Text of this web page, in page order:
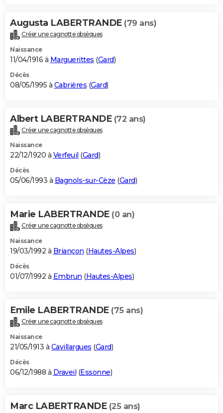
Augusta LABERTRANDE (79 ans)
Créer une cagnotte obsèques
Naissance
11/04/1916 à Marguerittes (Gard)
Décès
08/05/1995 à Cabrières (Gard)
Albert LABERTRANDE (72 ans)
Créer une cagnotte obsèques
Naissance
22/12/1920 à Verfeuil (Gard)
Décès
05/06/1993 à Bagnols-sur-Cèze (Gard)
Marie LABERTRANDE (0 an)
Créer une cagnotte obsèques
Naissance
19/03/1992 à Briançon (Hautes-Alpes)
Décès
01/07/1992 à Embrun (Hautes-Alpes)
Emile LABERTRANDE (75 ans)
Créer une cagnotte obsèques
Naissance
21/05/1913 à Cavillargues (Gard)
Décès
06/12/1988 à Draveil (Essonne)
Marc LABERTRANDE (25 ans)